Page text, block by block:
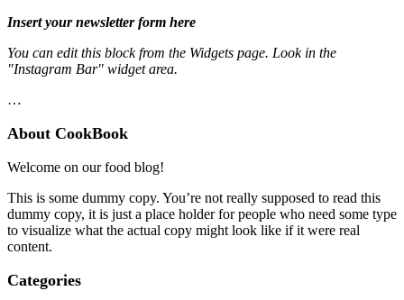
Insert your newsletter form here
You can edit this block from the Widgets page. Look in the
"Instagram Bar" widget area.
…
About CookBook
Welcome on our food blog!
This is some dummy copy. You’re not really supposed to read this
dummy copy, it is just a place holder for people who need some type
to visualize what the actual copy might look like if it were real
content.
Categories